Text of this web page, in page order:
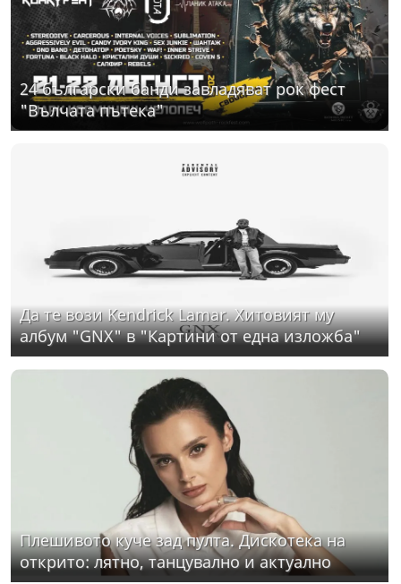
24 български банди завладяват рок фест
"Вълчата пътека"
Да те вози Kendrick Lamar. Хитовият му
албум "GNX" в "Картини от една изложба"
Плешивото куче зад пулта. Дискотека на
открито: лятно, танцувално и актуално